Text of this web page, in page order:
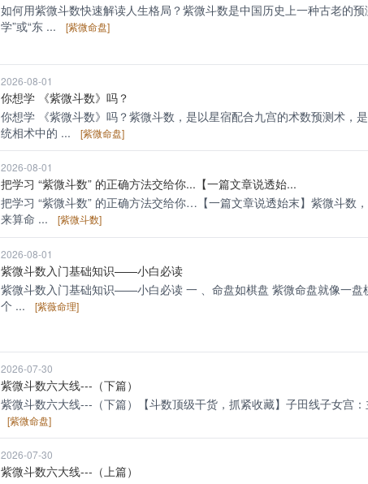
如何用紫微斗数快速解读人生格局？紫微斗数是中国历史上一种古老的
学”或“东 ...
[紫微命盘]
2026-08-01
你想学 《紫微斗数》吗？
你想学 《紫微斗数》吗？紫微斗数，是以星宿配合九宫的术数预测术，
统相术中的 ...
[紫微命盘]
2026-08-01
把学习 “紫微斗数” 的正确方法交给你...【一篇文章说透始...
把学习 “紫微斗数” 的正确方法交给你…【一篇文章说透始末】紫微斗数
来算命 ...
[紫微斗数]
2026-08-01
紫微斗数入门基础知识——小白必读
紫微斗数入门基础知识——小白必读 一 、命盘如棋盘 紫微命盘就像一盘
个 ...
[紫薇命理]
2026-07-30
紫微斗数六大线---（下篇）
紫微斗数六大线---（下篇）【斗数顶级干货，抓紧收藏】子田线子女宫
[紫微命盘]
2026-07-30
紫微斗数六大线---（上篇）